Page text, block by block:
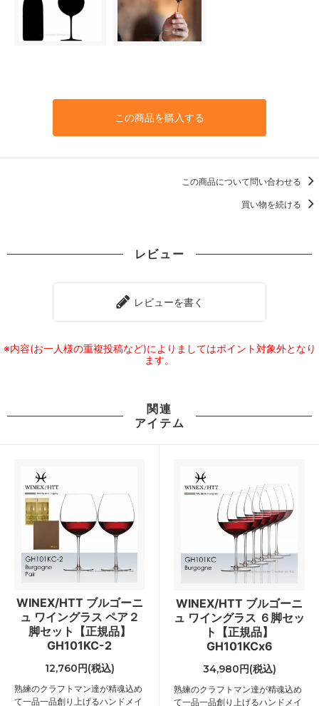
この商品を購入する
この商品について問い合わせる
買い物を続ける
レビュー
レビューを書く
※内容(お一人様の重複投稿など)によりましてはポイント対象外となり
ます。
関連
アイテム
WINEX/HTT ブルゴーニ
ュ ワイングラス ペア２
脚セット【正規品】
GH101KC-2
12,760円(税込)
熟練のクラフトマン達が精魂込め
て一品一品創り上げるハンドメイ
WINEX/HTT ブルゴーニ
ュ ワイングラス ６脚セッ
ト【正規品】
GH101KCx6
34,980円(税込)
熟練のクラフトマン達が精魂込め
て一品一品創り上げるハンドメイ